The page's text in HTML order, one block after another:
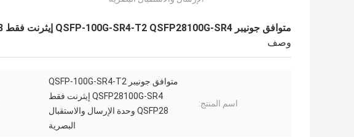
متوافق جونيبر QSFP-100G-SR4-T2 QSFP28100G-SR4 إيثرنت فقط QSFP28 وحدة الإرسال والاستقبال البصرية
وصف
اسم المنتج:
متوافق جونيبر QSFP-100G-SR4-T2
QSFP28100G-SR4 إيثرنت فقط
QSFP28 وحدة الإرسال والاستقبال
البصرية